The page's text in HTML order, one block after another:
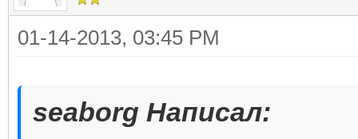
01-14-2013, 03:45 PM
seaborg Написал: